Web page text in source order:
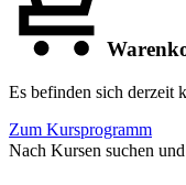
Es befinden sich derzeit
Zum Kursprogramm
Nach Kursen suchen